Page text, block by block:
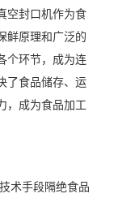
空封口机作为食
鲜原理和广泛的
个环节，成为连
了食品储存、运
，成为食品加工
术手段隔绝食品